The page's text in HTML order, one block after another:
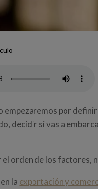
empezaremos por
decidir si vas a
el orden de los factores,
la exportación y